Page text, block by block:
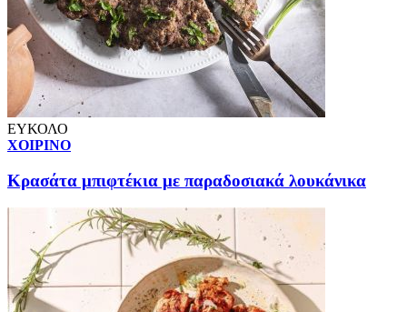
ΕΥΚΟΛΟ
ΧΟΙΡΙΝΟ
Κρασάτα μπιφτέκια με παραδοσιακά λουκάνικα